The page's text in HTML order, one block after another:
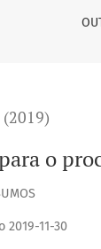
o
2019-11-30